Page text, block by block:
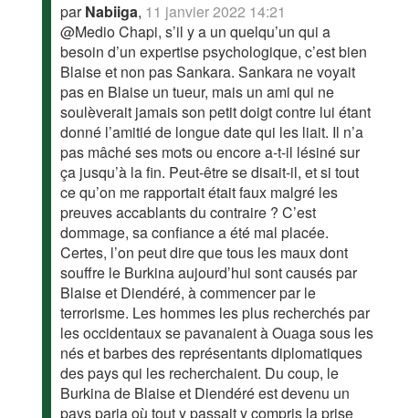
parNabiiga, 11 janvier 2022 14:21
@Medio Chapi, s’il y a un quelqu’un qui a
besoin d’un expertise psychologique, c’est bien
Blaise et non pas Sankara. Sankara ne voyait
pas en Blaise un tueur, mais un ami qui ne
soulèverait jamais son petit doigt contre lui étant
donné l’amitié de longue date qui les liait. Il n’a
pas mâché ses mots ou encore a-t-il lésiné sur
ça jusqu’à la fin. Peut-être se disait-il, et si tout
ce qu’on me rapportait était faux malgré les
preuves accablants du contraire ? C’est
dommage, sa confiance a été mal placée.
Certes, l’on peut dire que tous les maux dont
souffre le Burkina aujourd’hui sont causés par
Blaise et Diendéré, à commencer par le
terrorisme. Les hommes les plus recherchés par
les occidentaux se pavanaient à Ouaga sous les
nés et barbes des représentants diplomatiques
des pays qui les recherchaient. Du coup, le
Burkina de Blaise et Diendéré est devenu un
pays paria où tout y passait y compris la prise